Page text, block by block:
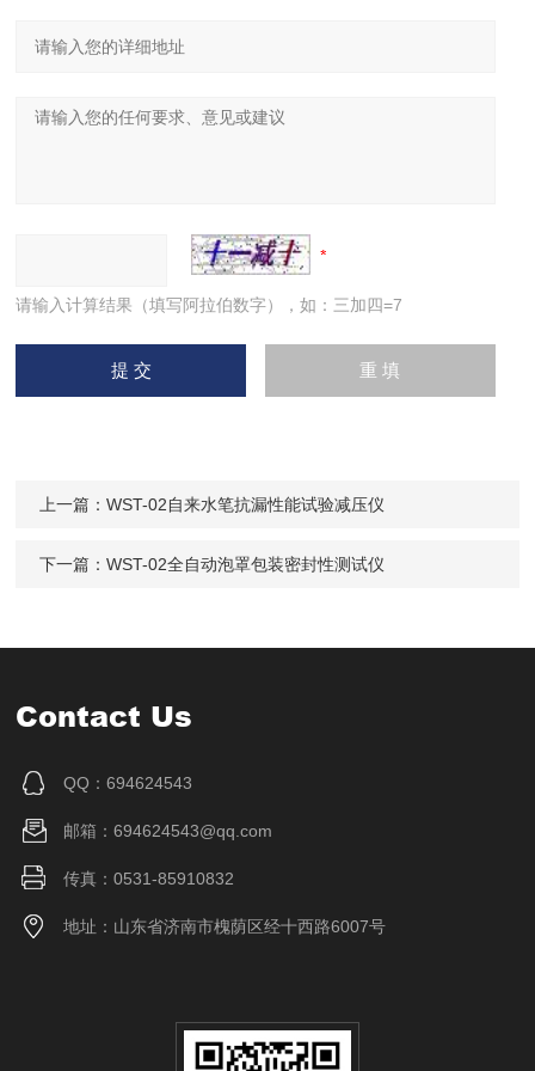
请输入计算结果（填写阿拉伯数字），如：三加四=7
上一篇：WST-02自来水笔抗漏性能试验减压仪
下一篇：WST-02全自动泡罩包装密封性测试仪
Contact Us
QQ：694624543
邮箱：694624543@qq.com
传真：0531-85910832
地址：山东省济南市槐荫区经十西路6007号